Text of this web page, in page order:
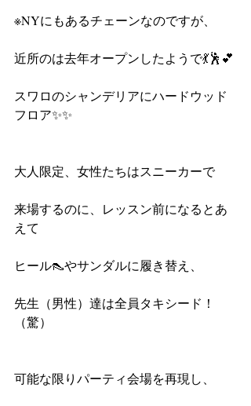
※NYにもあるチェーンなのですが、
近所のは去年オープンしたようで💃🕺💕
スワロのシャンデリアにハードウッド
フロア✨✨
大人限定、女性たちはスニーカーで
来場するのに、レッスン前になるとあ
えて
ヒール👠やサンダルに履き替え、
先生（男性）達は全員タキシード！
（驚）
可能な限りパーティ会場を再現し、